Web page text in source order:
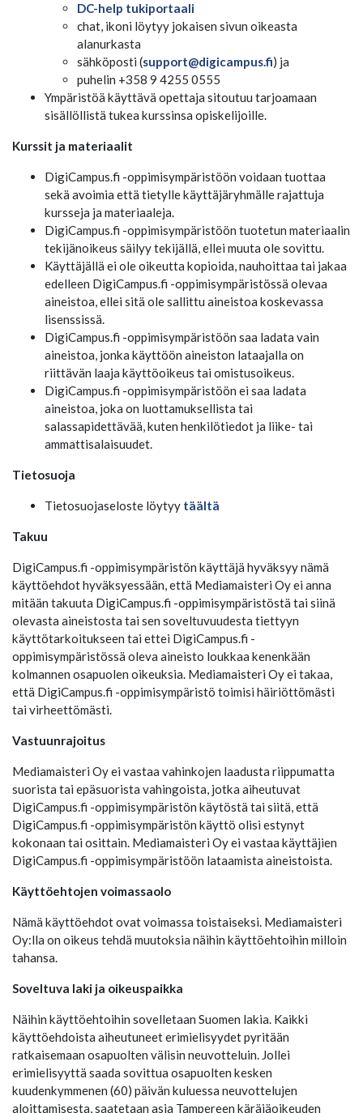
DC-help tukiportaali
chat, ikoni löytyy jokaisen sivun oikeasta
alanurkasta
sähköposti (support@digicampus.fi) ja
puhelin +358 9 4255 0555
Ympäristöä käyttävä opettaja sitoutuu tarjoamaan
sisällöllistä tukea kurssinsa opiskelijoille.
Kurssit ja materiaalit
DigiCampus.fi -oppimisympäristöön voidaan tuottaa
sekä avoimia että tietylle käyttäjäryhmälle rajattuja
kursseja ja materiaaleja.
DigiCampus.fi -oppimisympäristöön tuotetun materiaalin
tekijänoikeus säilyy tekijällä, ellei muuta ole sovittu.
Käyttäjällä ei ole oikeutta kopioida, nauhoittaa tai jakaa
edelleen DigiCampus.fi -oppimisympäristössä olevaa
aineistoa, ellei sitä ole sallittu aineistoa koskevassa
lisenssissä.
DigiCampus.fi -oppimisympäristöön saa ladata vain
aineistoa, jonka käyttöön aineiston lataajalla on
riittävän laaja käyttöoikeus tai omistusoikeus.
DigiCampus.fi -oppimisympäristöön ei saa ladata
aineistoa, joka on luottamuksellista tai
salassapidettävää, kuten henkilötiedot ja liike- tai
ammattisalaisuudet.
Tietosuoja
Tietosuojaseloste löytyy täältä
Takuu
DigiCampus.fi -oppimisympäristön käyttäjä hyväksyy nämä
käyttöehdot hyväksyessään, että Mediamaisteri Oy ei anna
mitään takuuta DigiCampus.fi -oppimisympäristöstä tai siinä
olevasta aineistosta tai sen soveltuvuudesta tiettyyn
käyttötarkoitukseen tai ettei DigiCampus.fi -
oppimisympäristössä oleva aineisto loukkaa kenenkään
kolmannen osapuolen oikeuksia. Mediamaisteri Oy ei takaa,
että DigiCampus.fi -oppimisympäristö toimisi häiriöttömästi
tai virheettömästi.
Vastuunrajoitus
Mediamaisteri Oy ei vastaa vahinkojen laadusta riippumatta
suorista tai epäsuorista vahingoista, jotka aiheutuvat
DigiCampus.fi -oppimisympäristön käytöstä tai siitä, että
DigiCampus.fi -oppimisympäristön käyttö olisi estynyt
kokonaan tai osittain. Mediamaisteri Oy ei vastaa käyttäjien
DigiCampus.fi -oppimisympäristöön lataamista aineistoista.
Käyttöehtojen voimassaolo
Nämä käyttöehdot ovat voimassa toistaiseksi. Mediamaisteri
Oy:lla on oikeus tehdä muutoksia näihin käyttöehtoihin milloin
tahansa.
Soveltuva laki ja oikeuspaikka
Näihin käyttöehtoihin sovelletaan Suomen lakia. Kaikki
käyttöehdoista aiheutuneet erimielisyydet pyritään
ratkaisemaan osapuolten välisin neuvotteluin. Jollei
erimielisyyttä saada sovittua osapuolten kesken
kuudenkymmenen (60) päivän kuluessa neuvottelujen
aloittamisesta, saatetaan asia Tampereen käräjäoikeuden